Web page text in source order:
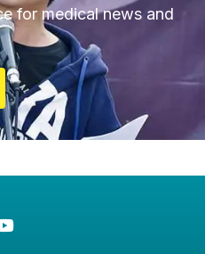
for medical news and